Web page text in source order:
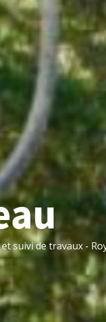
suivi de travaux -